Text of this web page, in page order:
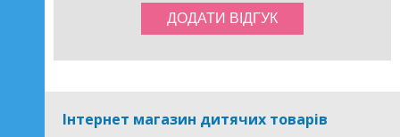
Інтернет магазин дитячих товарів